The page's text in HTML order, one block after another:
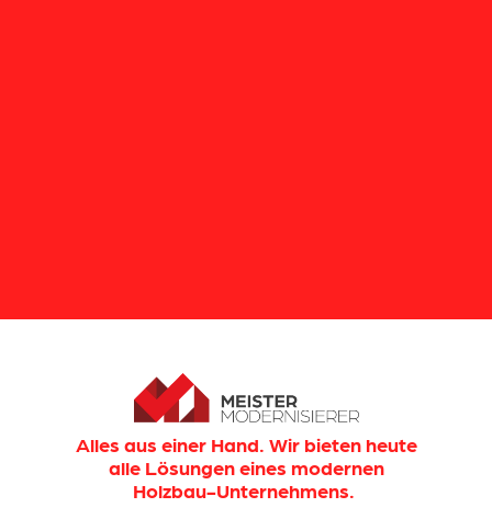
Alles aus einer Hand. Wir bieten heute
alle Lösungen eines modernen
Holzbau-Unternehmens.